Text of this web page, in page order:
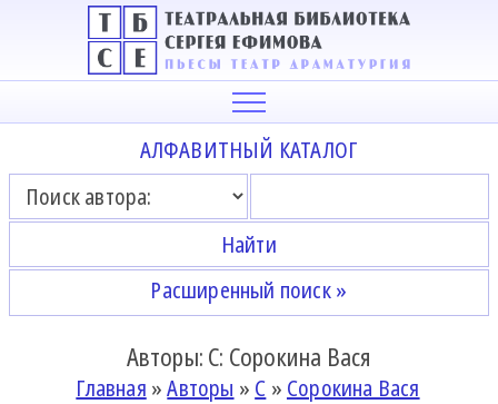
АЛФАВИТНЫЙ КАТАЛОГ
Расширенный поиск »
Авторы: С: Сорокина Вася
Главная »Авторы » С » Сорокина Вася